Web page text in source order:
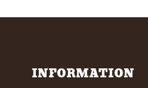
INFORMATION